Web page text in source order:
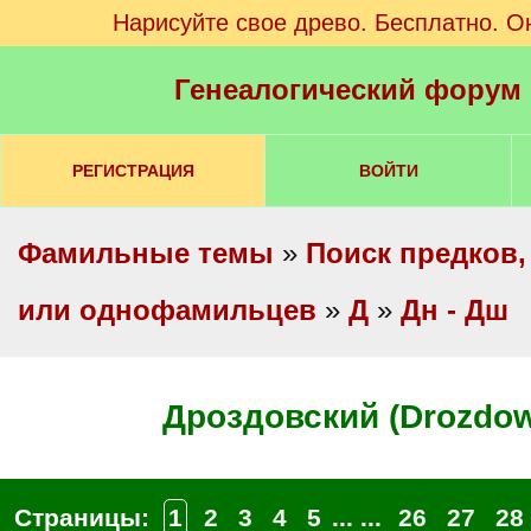
Нарисуйте свое древо. Бесплатно.
Генеалогический
РЕГИСТРАЦИЯ ВОЙТИ
Фамильные темы » Поиск
или однофамильцев » Д » Дн - Дш
Дроздовский
Страницы: 1 2 3 4 5 ... ... 26 27 28